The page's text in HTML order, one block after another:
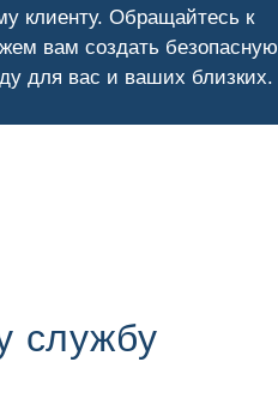
клиенту. Обращайтесь к
вам создать безопасную
для вас и ваших близких.
службу